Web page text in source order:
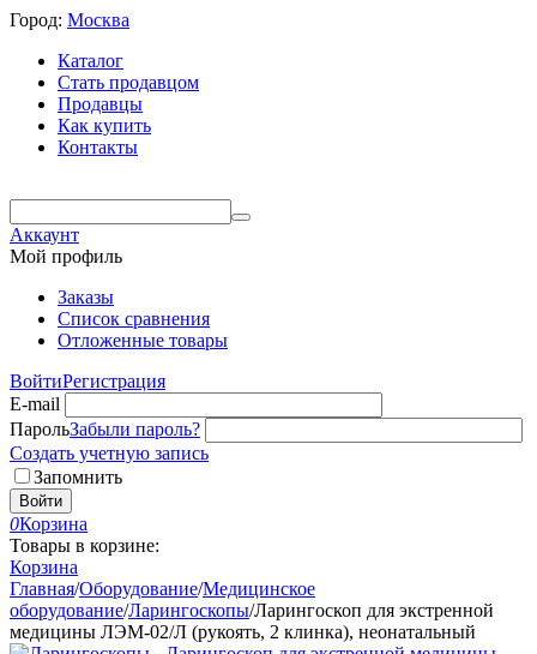
Город: Москва
Каталог
Стать продавцом
Продавцы
Как купить
Контакты
Аккаунт
Мой профиль
Заказы
Список сравнения
Отложенные товары
ВойтиРегистрация
E-mail
ПарольЗабыли пароль?
Создать учетную запись
Запомнить
Войти
0Корзина
Товары в корзине:
Корзина
Главная/Оборудование/Медицинское
оборудование/Ларингоскопы/Ларингоскоп для экстренной
медицины ЛЭМ-02/Л (рукоять, 2 клинка), неонатальный